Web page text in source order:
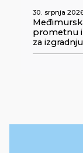
30. srpnja
prometnu
za